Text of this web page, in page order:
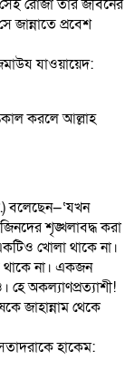
রোজা তার জীবনের
জান্নাতে প্রবেশ
যাওয়ায়েদ:
করলে আল্লাহ
বলেছেন—‘যখন
শৃঙ্খলাবদ্ধ করা
খোলা থাকে না।
থাকে না। একজন
হে অকল্যাণপ্রত্যাশী!
জাহান্নাম থেকে
হাকেম: